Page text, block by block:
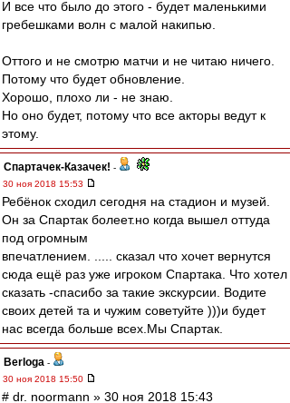
И все что было до этого - будет маленькими
гребешками волн с малой накипью.
Оттого и не смотрю матчи и не читаю ничего.
Потому что будет обновление.
Хорошо, плохо ли - не знаю.
Но оно будет, потому что все акторы ведут к
этому.
Спартачек-Казачек! -
30 ноя 2018 15:53
Ребёнок сходил сегодня на стадион и музей.
Он за Спартак болеет.но когда вышел оттуда
под огромным
впечатлением. ..... сказал что хочет вернутся
сюда ещё раз уже игроком Спартака. Что хотел
сказать -спасибо за такие экскурсии. Водите
своих детей та и чужим советуйте )))и будет
нас всегда больше всех.Мы Спартак.
Berloga -
30 ноя 2018 15:50
# dr. noormann » 30 ноя 2018 15:43